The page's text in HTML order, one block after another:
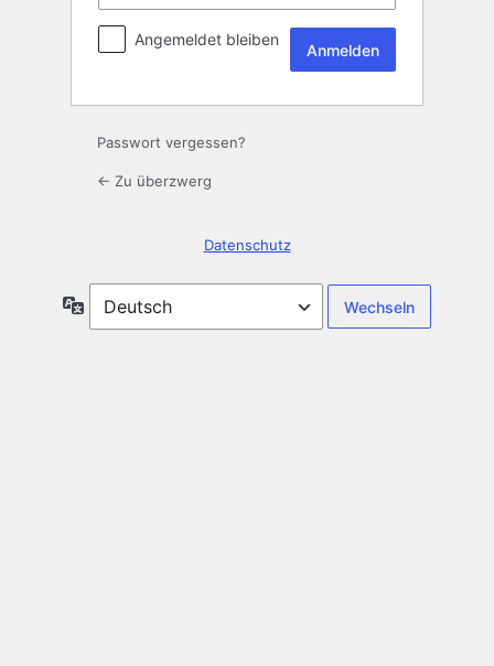
Angemeldet bleiben
Passwort vergessen?
← Zu überzwerg
Datenschutz
Sprache